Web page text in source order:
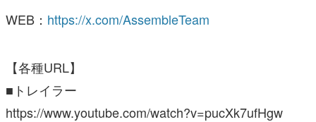
WEB： https://x.com/AssembleTeam
【各種URL】
■トレイラー
https://www.youtube.com/watch?v=pucXk7ufHgw